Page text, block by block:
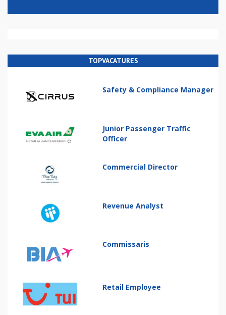
TOPVACATURES
Safety & Compliance Manager
Junior Passenger Traffic
Officer
Commercial Director
Revenue Analyst
Commissaris
Retail Employee